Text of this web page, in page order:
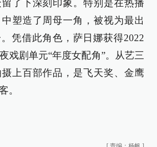
了下深刻印象。特别是在热播
塑造了周母一角，被视为最出
凭借此角色，萨日娜获得2022
戏剧单元“年度女配角”。从艺三
上百部作品，是飞天奖、金鹰
。